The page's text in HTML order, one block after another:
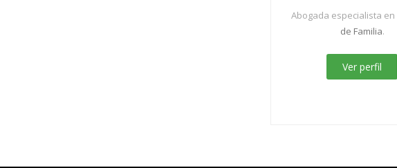
Abogada especialista en
de Familia.
Ver perfil